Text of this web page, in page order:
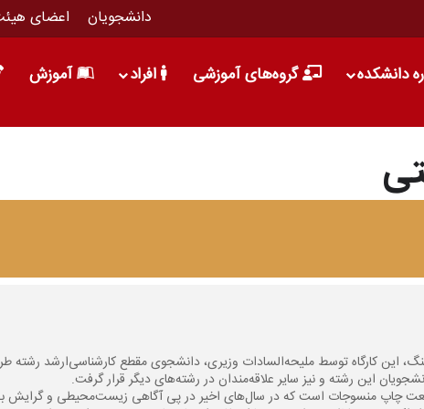
دانشجویان اعضای
دانشکده گروه‌های آموزشی افراد آموزش
این کارگاه توسط ملیحه‌السادات وزیری، دانشجوی مقطع کارشناسی‌ارشد رشته
چاپ منسوجات است که در سال‌های اخیر در پی آگاهی زیست‌محیطی و گرایش